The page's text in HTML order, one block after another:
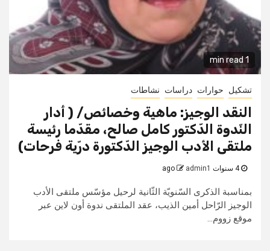
1 min read
تشكيل حوارات دراسات نشاطات
النقد الوجيز: ماهية وخصائص/ ( أدار
النّدوة الدّكتور كامل صالح، مقدّما رئيسة
ملتقى الأدب الوجيز الدّكتورة درّية فرحات)
4 سنوات ago admin1
بمناسبة الذكرى السّنويّة الثّانية لرحيل مؤسّس ملتقى الأدب
الوجيز الرّاحل أمين الذيب، عقد الملتقى ندوة أون لاين عبر
موقع زووم...